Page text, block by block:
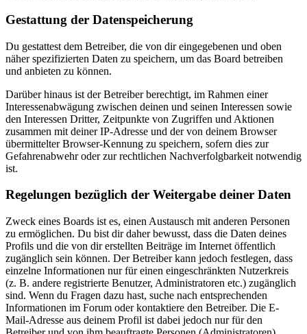
Gestattung der Datenspeicherung
Du gestattest dem Betreiber, die von dir eingegebenen und oben
näher spezifizierten Daten zu speichern, um das Board betreiben
und anbieten zu können.
Darüber hinaus ist der Betreiber berechtigt, im Rahmen einer
Interessenabwägung zwischen deinen und seinen Interessen sowie
den Interessen Dritter, Zeitpunkte von Zugriffen und Aktionen
zusammen mit deiner IP-Adresse und der von deinem Browser
übermittelter Browser-Kennung zu speichern, sofern dies zur
Gefahrenabwehr oder zur rechtlichen Nachverfolgbarkeit notwendig
ist.
Regelungen bezüglich der Weitergabe deiner Daten
Zweck eines Boards ist es, einen Austausch mit anderen Personen
zu ermöglichen. Du bist dir daher bewusst, dass die Daten deines
Profils und die von dir erstellten Beiträge im Internet öffentlich
zugänglich sein können. Der Betreiber kann jedoch festlegen, dass
einzelne Informationen nur für einen eingeschränkten Nutzerkreis
(z. B. andere registrierte Benutzer, Administratoren etc.) zugänglich
sind. Wenn du Fragen dazu hast, suche nach entsprechenden
Informationen im Forum oder kontaktiere den Betreiber. Die E-
Mail-Adresse aus deinem Profil ist dabei jedoch nur für den